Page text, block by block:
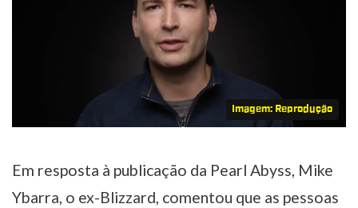
Imagem: Reprodução
Em resposta à publicação da Pearl Abyss, Mike
Ybarra, o ex-Blizzard, comentou que as pessoas